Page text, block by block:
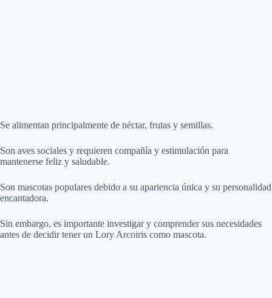
Se alimentan principalmente de néctar, frutas y semillas.
Son aves sociales y requieren compañía y estimulación para
mantenerse feliz y saludable.
Son mascotas populares debido a su apariencia única y su personalidad
encantadora.
Sin embargo, es importante investigar y comprender sus necesidades
antes de decidir tener un Lory Arcoiris como mascota.